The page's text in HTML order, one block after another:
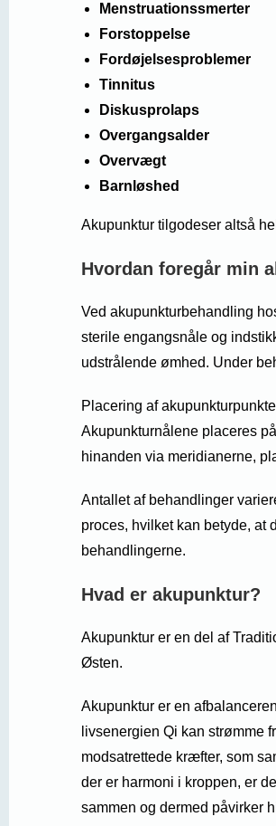
Menstruationssmerter
Forstoppelse
Fordøjelsesproblemer
Tinnitus
Diskusprolaps
Overgangsalder
Overvægt
Barnløshed
Akupunktur tilgodeser altså
Hvordan foregår min
Ved akupunkturbehandling
sterile engangsnåle og
udstrålende ømhed. Under
Placering af
Akupunkturnålene placeres
hinanden via meridianerne,
Antallet af behandlinger
proces, hvilket kan betyde, at
behandlingerne.
Hvad er akupunktur?
Akupunktur er en del af
Østen.
Akupunktur er en
livsenergien Qi kan strømme
modsatrettede kræfter, som
der er harmoni i kroppen, er
sammen og dermed påvirker